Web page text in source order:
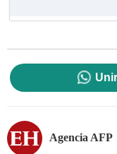
Agencia AFP